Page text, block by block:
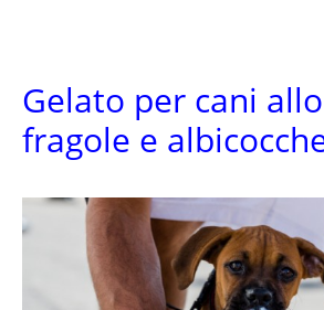
Gelato per cani
fragole e